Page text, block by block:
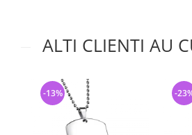
ALTI CLIENTI AU
-13% -